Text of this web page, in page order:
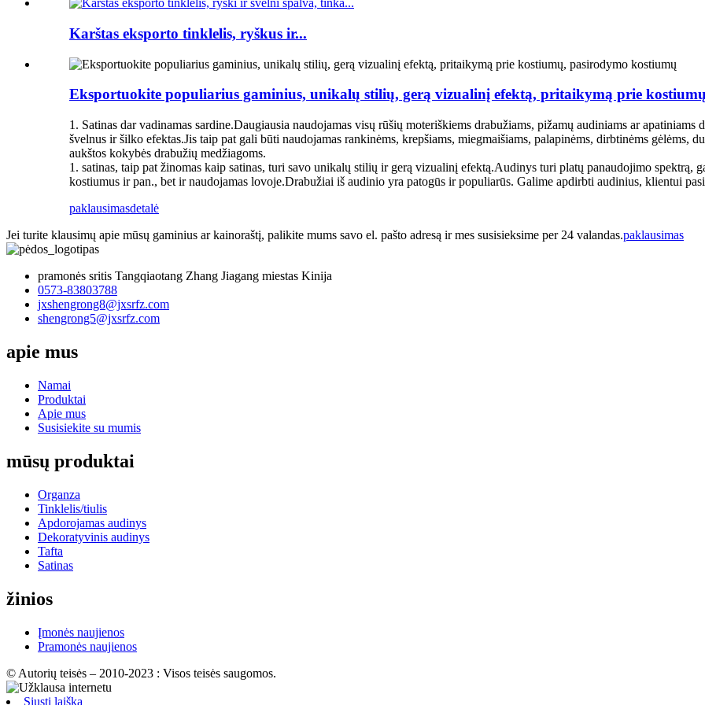
Karštas eksporto tinklelis, ryškus ir...
Eksportuokite populiarius gaminius, unikalų stilių, gerą vizualinį efektą, pritaikymą prie
1. Satinas dar vadinamas sardine.Daugiausia naudojamas visų rūšių moteriškiems drabužiams, pižamų audiniams ar
švelnus ir šilko efektas.Jis taip pat gali būti naudojamas rankinėms, krepšiams, miegmaišiams, palapinėms, dirbtinėms gėlėms,
aukštos kokybės drabužių medžiagoms.
1. satinas, taip pat žinomas kaip satinas, turi savo unikalų stilių ir gerą vizualinį efektą.Audinys turi platų panaudojimo spektrą,
kostiumus ir pan., bet ir naudojamas lovoje.Drabužiai iš audinio yra patogūs ir populiarūs. Galime apdirbti audinius, klientui
paklausimasdetalė
Jei turite klausimų apie mūsų gaminius ar kainoraštį, palikite mums savo el. pašto adresą ir mes susisieksime per 24 valandas.paklausimas
pramonės sritis Tangqiaotang Zhang Jiagang miestas Kinija
0573-83803788
jxshengrong8@jxsrfz.com
shengrong5@jxsrfz.com
apie mus
Namai
Produktai
Apie mus
Susisiekite su mumis
mūsų produktai
Organza
Tinklelis/tiulis
Apdorojamas audinys
Dekoratyvinis audinys
Tafta
Satinas
žinios
Įmonės naujienos
Pramonės naujienos
© Autorių teisės – 2010-2023 : Visos teisės saugomos.
Siųsti laišką